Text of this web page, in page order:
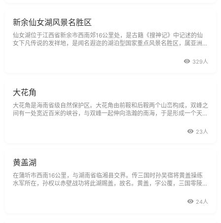
新余仙女湖风景名胜区
仙女湖位于江西省新余市西南郊16公里处，是古籍《搜神记》中记述的仙
女下凡传说的发祥地，是闻名遐迩的湖泊型国家重点风景名胜区，属亚洲最
罗棋布，湖水清澈见底，原始森林神秘诱人。仙女湖自然风光秀美朴实，具
329人
大花角
大花角是海南省级自然保护区。大花角由前鞍和后鞍两个山峦构成，双峰之
间有一处宽近百米的峡谷，与双峰一起伸向浩瀚的南海，于是形成一个天然
海水，再是密密麻麻的卵石。弓状的卵石滩上，大石小石你拥我挤地堆积在
23人
黄盖湖
在蒲圻市西南16公里，与湖南省临湘县交界。传三国时孙吴宿将黄盖操练
水军所在，孙权以赤壁战功将此湖赐盖，故名。黄盖，字公覆，三国零陵泉
时，建议火攻，带领满载薪草、灌有膏油的船只数十艘以苦肉计诈降曹操，
24人